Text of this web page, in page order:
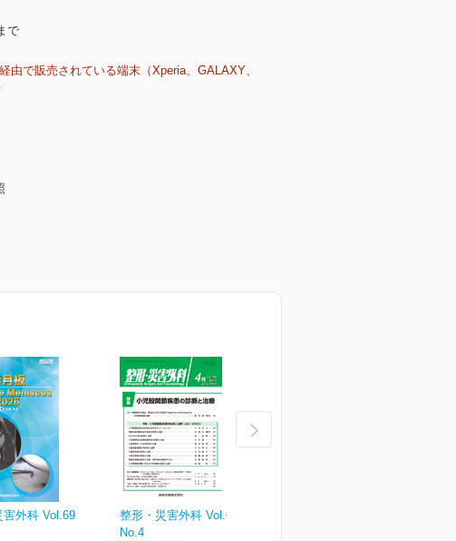
で
で販売されている端末（Xperia、GALAXY、
害外科 Vol.69
整形・災害外科 Vol.69
No.4